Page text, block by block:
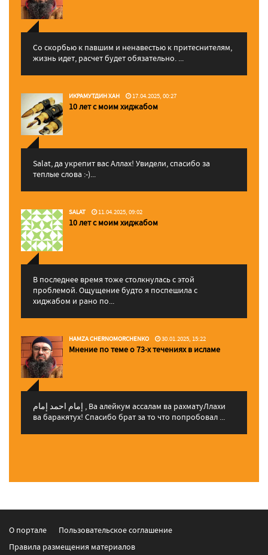
Со скорбью к павшим и ненавестью к притеснителям,
жизнь идет, расчет будет обязательно. ...
ИКРАМУТДИН ХАН 17.04.2025, 00:27
10 лет с моим хиджабом
Salat, да укрепит вас Аллаx! Увидели, спасибо за
теплые слова :-)...
SALAT 11.04.2025, 09:02
10 лет с моим хиджабом
В последнее время тоже столкнулась с этой
проблемой. Ощущение будто я поспешила с
хиджабом и рано по...
HAMZA CHERNOMORCHENKO 30.01.2025, 15:22
Мнение по теме о 73-х течениях в исламе
إمام احمد إمام , Ва алейкум ассалам ва рахматуЛлахи
ва баракятух! Спасибо брат за то что попробовал ...
О портале
Пользовательское соглашение
Правила размещения материалов